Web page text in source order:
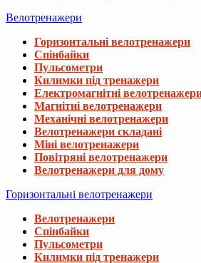
Велотренажери
Горизонтальні велотренажери
Спінбайки
Пульсометри
Килимки під тренажери
Електромагнітні
Магнітні велотренажери
Механічні велотренажери
Велотренажери складані
Міні велотренажери
Повітряні велотренажери
Велотренажери для дому
Горизонтальні велотренажери
Велотренажери
Спінбайки
Пульсометри
Килимки під тренажери